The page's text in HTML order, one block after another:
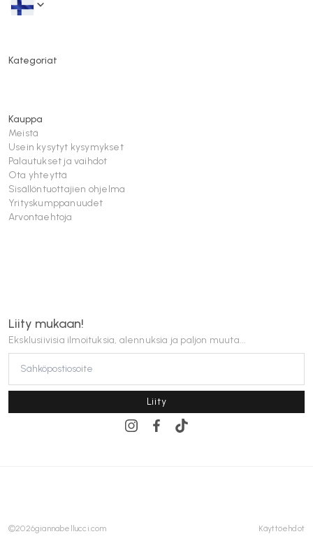
Kategoriat
Kauppa
Meistä
Usein kysytyt kysymykset
Palautukset ja vaihdot
Ota yhteyttä
Sisällöntuottajien ohjelma
Yrityskumppanuudet
Arvontaehtoja
Liity mukaan!
Eksklusiivisia ilmoituksia, alennuksia ja paljon muuta...
Liity
©2026giannabellucci.com Käyttöehdot